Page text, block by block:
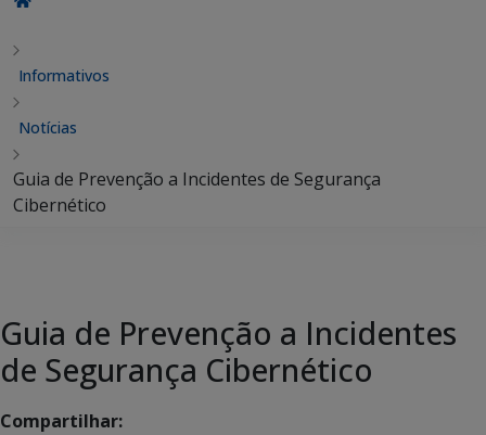
Informativos
Notícias
Guia de Prevenção a Incidentes de Segurança
Cibernético
Guia de Prevenção a Incidentes
de Segurança Cibernético
Compartilhar: